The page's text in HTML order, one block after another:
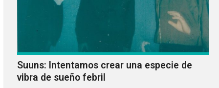
Suuns: Intentamos crear una especie de
vibra de sueño febril